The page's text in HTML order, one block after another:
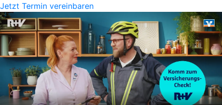
Jetzt Termin vereinbaren